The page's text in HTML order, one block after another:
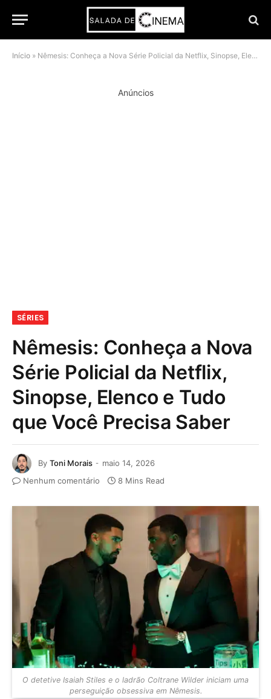
Início » Nêmesis: Conheça a Nova Série Policial da Netflix, Sinopse, Elenco e Tudo que Você Precisa Saber
Anúncios
SÉRIES
Nêmesis: Conheça a Nova
Série Policial da Netflix,
Sinopse, Elenco e Tudo
que Você Precisa Saber
By Toni Morais
maio 14, 2026
Nenhum comentário
8 Mins Read
O detetive Isaiah Stiles e o ladrão Coltrane Wilder iniciam uma
perseguição obsessiva em Nêmesis.